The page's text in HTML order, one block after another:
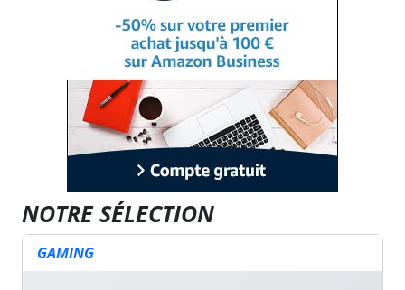
NOTRE SÉLECTION
GAMING